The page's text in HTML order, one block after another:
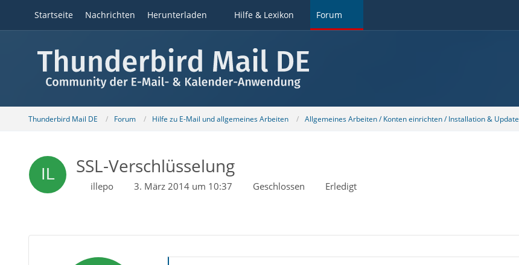
Startseite Nachrichten Herunterladen Hilfe & Lexikon Forum
Thunderbird Mail DE Forum Hilfe zu E-Mail und allgemeines Arbeiten Allgemeines Arbeiten / Konten einrichten / Installation & Update
SSL-Verschlüsselung
illepo 3. März 2014 um 10:37 Geschlossen Erledigt